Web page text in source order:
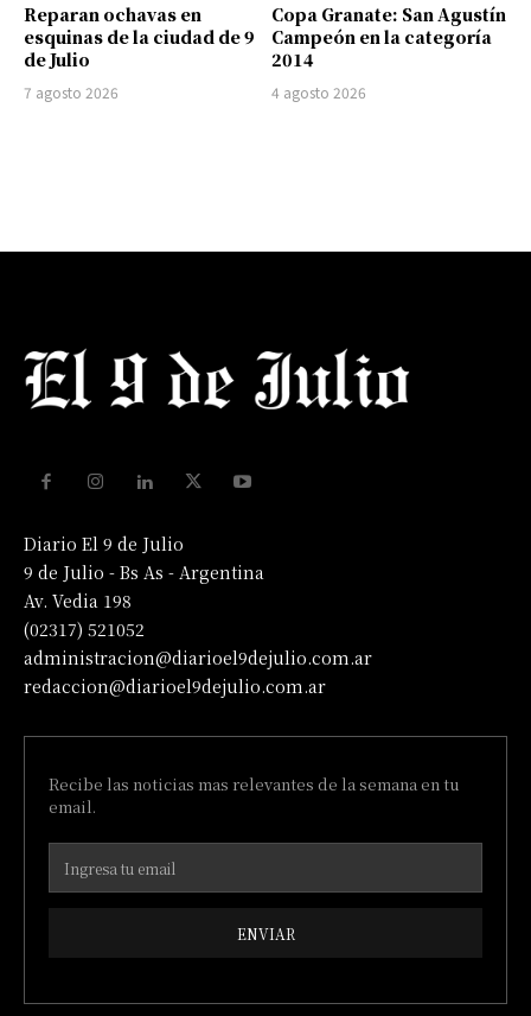
Reparan ochavas en
esquinas de la ciudad de 9
de Julio
7 agosto 2026
Copa Granate: San Agustín
Campeón en la categoría
2014
4 agosto 2026
Diario El 9 de Julio
9 de Julio - Bs As - Argentina
Av. Vedia 198
(02317) 521052
administracion@diarioel9dejulio.com.ar
redaccion@diarioel9dejulio.com.ar
Recibe las noticias mas relevantes de la semana en tu
email.
ENVIAR